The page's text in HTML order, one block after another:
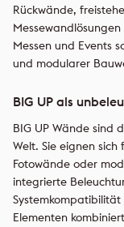
Rückwände,
Messen und Events
und modularer
BIG UP als
BIG UP Wände sind
Welt. Sie eignen
Fotowände oder
integrierte
Systemkompatibilität
Elementen